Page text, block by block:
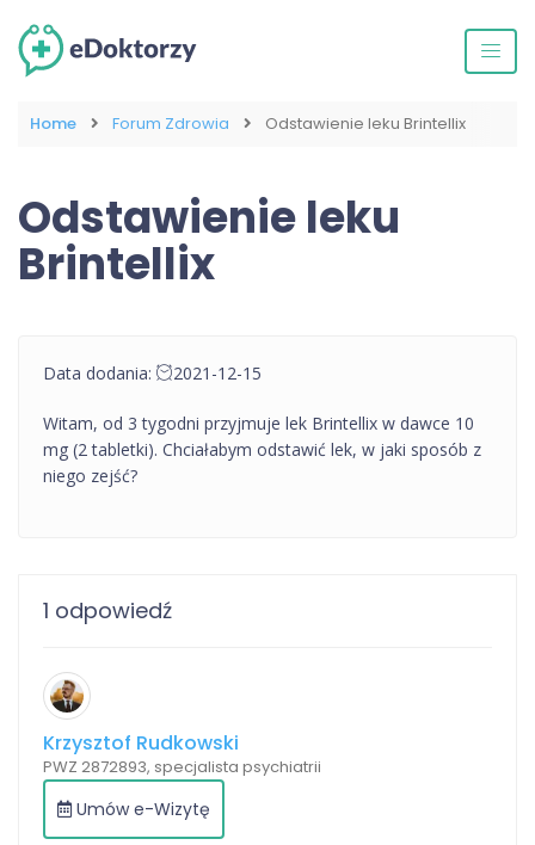
Home Forum Zdrowia Odstawienie leku Brintellix
Odstawienie leku
Brintellix
Data dodania: 2021-12-15
Witam, od 3 tygodni przyjmuje lek Brintellix w dawce 10
mg (2 tabletki). Chciałabym odstawić lek, w jaki sposób z
niego zejść?
1 odpowiedź
Krzysztof Rudkowski
PWZ 2872893, specjalista psychiatrii
Umów e-Wizytę